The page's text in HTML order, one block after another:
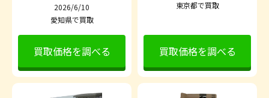
2026/6/10
愛知県で買取
買取価格を調べる
東京都で買取
買取価格を調べる